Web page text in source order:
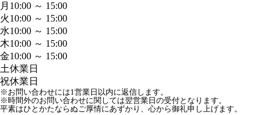
月 10:00 ～ 15:00
火10:00 ～ 15:00
水10:00 ～ 15:00
木10:00 ～ 15:00
金10:00 ～ 15:00
土休業日
祝休業日
※お問い合わせには1営業日以内に返信します。
※時間外のお問い合わせに関しては翌営業日の受付となります。
平素はひとかたならぬご厚情にあずかり、心から御礼申し上げます。